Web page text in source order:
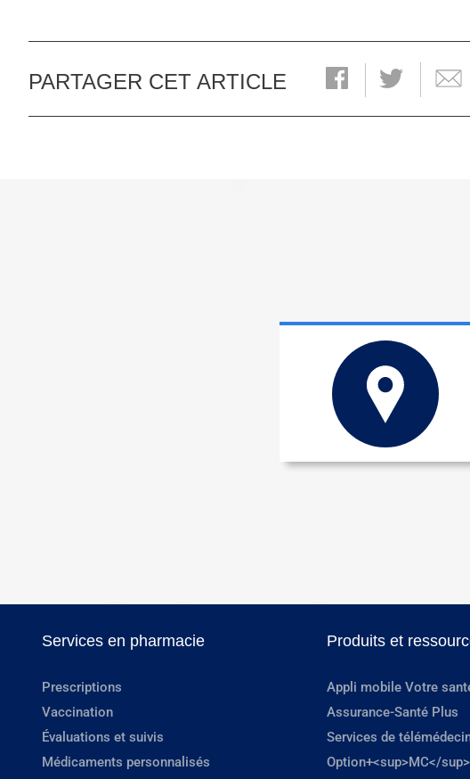
PARTAGER CET ARTICLE
Services en pharmacie
Prescriptions
Vaccination
Évaluations et suivis
Médicaments personnalisés
Produits et
Appli mobile Votre
Assurance-Santé Plus
Services de
Option+<sup>MC</